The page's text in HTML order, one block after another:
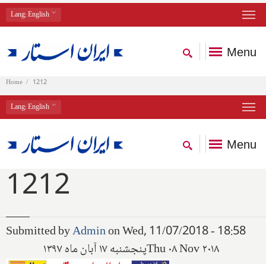
Lang: English
Menu
Home 1212
Lang: English
Menu
1212
Submitted byAdminon Wed, 11/07/2018 - 18:58
پنجشنبه ۱۷ آبان ماه ۱۳۹۷Thu ۰۸ Nov ۲۰۱۸